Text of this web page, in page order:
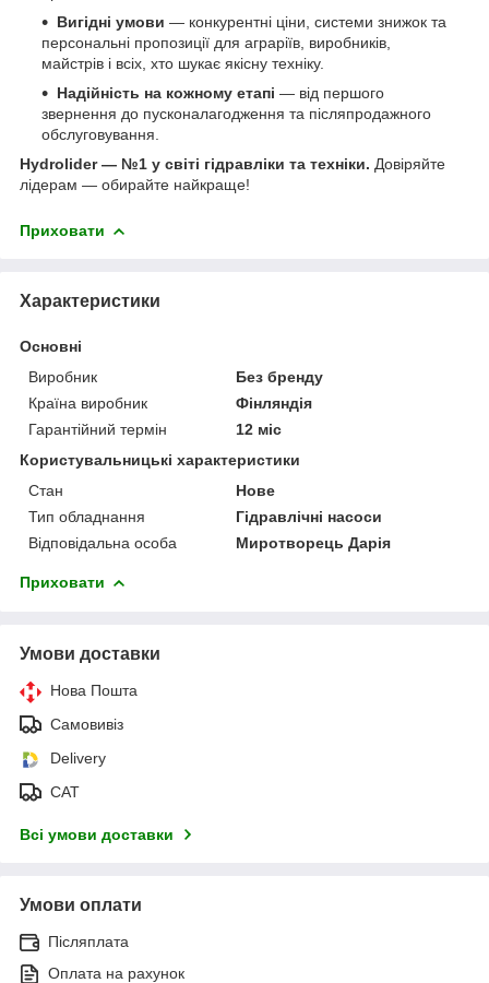
Вигідні умови — конкурентні ціни, системи знижок та
персональні пропозиції для аграріїв, виробників,
майстрів і всіх, хто шукає якісну техніку.
Надійність на кожному етапі — від першого
звернення до пусконалагодження та післяпродажного
обслуговування.
Hydrolider — №1 у світі гідравліки та техніки. Довіряйте
лідерам — обирайте найкраще!
Приховати
Характеристики
Основні
Виробник
Без бренду
Країна виробник
Фінляндія
Гарантійний термін
12 міс
Користувальницькі характеристики
Стан
Нове
Тип обладнання
Гідравлічні насоси
Відповідальна особа
Миротворець Дарія
Приховати
Умови доставки
Нова Пошта
Самовивіз
Delivery
САТ
Всі умови доставки
Умови оплати
Післяплата
Оплата на рахунок